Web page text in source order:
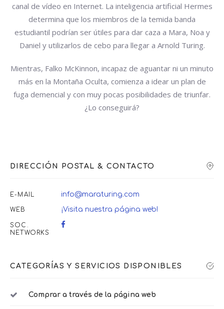
canal de vídeo en Internet. La inteligencia artificial Hermes
determina que los miembros de la temida banda
estudiantil podrían ser útiles para dar caza a Mara, Noa y
Daniel y utilizarlos de cebo para llegar a Arnold Turing.
Mientras, Falko McKinnon, incapaz de aguantar ni un minuto
más en la Montaña Oculta, comienza a idear un plan de
fuga demencial y con muy pocas posibilidades de triunfar.
¿Lo conseguirá?
DIRECCIÓN POSTAL & CONTACTO
E-MAIL info@maraturing.com
WEB ¡Visita nuestra página web!
SOC.
NETWORKS
CATEGORÍAS Y SERVICIOS DISPONIBLES
Comprar a través de la página web